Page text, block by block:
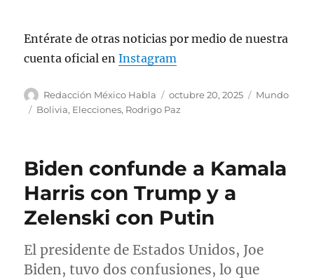
(@OOCprogresismo2)October 20, 2025
Entérate de otras noticias por medio de nuestra
cuenta oficial enInstagram
A
u
Redacción México Habla
P
u
c
d
o
octubre 20, 2025
C
o
Mundo
E
u
t
a
s
Bolivia, Elecciones, Rodrigo Paz
Biden confunde a Kamala
Harris con Trump y a
Zelenski con Putin
El presidente de Estados Unidos, Joe
Biden, tuvo dos confusiones, lo que